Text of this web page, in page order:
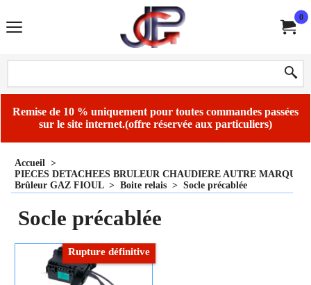
0
Remise de 10 % uniquement pour toutes commandes passées
sur le site internet.(offre réservée aux particuliers)
Accueil >
PIECES DETACHEES BRULEUR CHAUDIERE AUTRE MARQUE
Brûleur GAZ FIOUL> Boite relais > Socle précablée
Socle précablée
Rupture définitive